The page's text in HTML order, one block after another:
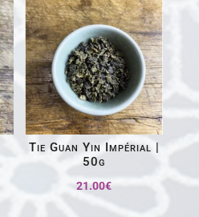
Tie Guan Yin Impérial |
50g
21.00€